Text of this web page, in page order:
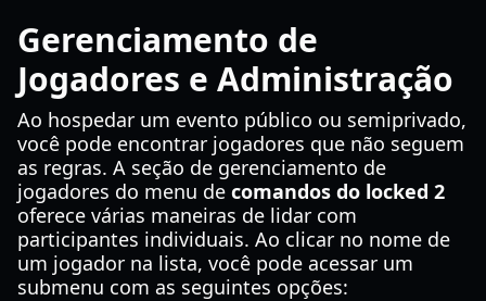
Gerenciamento de
Jogadores e Administração
Ao hospedar um evento público ou semiprivado,
você pode encontrar jogadores que não seguem
as regras. A seção de gerenciamento de
jogadores do menu de comandos do locked 2
oferece várias maneiras de lidar com
participantes individuais. Ao clicar no nome de
um jogador na lista, você pode acessar um
submenu com as seguintes opções: